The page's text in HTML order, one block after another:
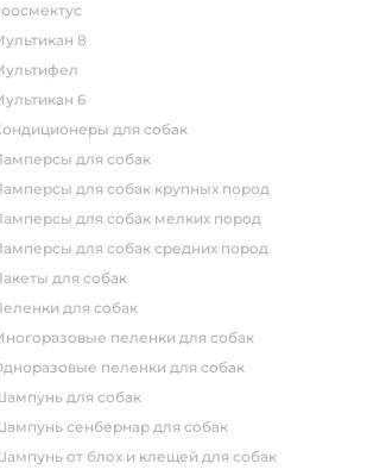
зоосмектус
мультикан 8
мультифел
мультикан 6
кондиционеры для собак
памперсы для собак
памперсы для собак крупных пород
памперсы для собак мелких пород
памперсы для собак средних пород
пакеты для собак
пеленки для собак
многоразовые пеленки для собак
одноразовые пеленки для собак
шампунь для собак
шампунь сенбернар для собак
шампунь от блох и клещей для собак